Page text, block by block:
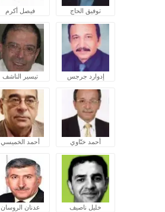
توفيق الحاج فيصل أكرم
إدوارد جرجس تيسير الناشف
أحمد ختّاوي أحمد الخميسي
خليل ناصيف عدنان الروسان